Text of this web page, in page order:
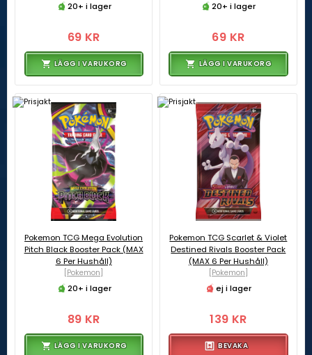
20+ i lager
69 KR
LÄGG I VARUKORG
20+ i lager
69 KR
LÄGG I VARUKORG
Pokemon TCG Mega Evolution
Pitch Black Booster Pack (MAX
6 Per Hushåll)
[Pokemon]
20+ i lager
89 KR
LÄGG I VARUKORG
Pokemon TCG Scarlet & Violet
Destined Rivals Booster Pack
(MAX 6 Per Hushåll)
[Pokemon]
ej i lager
139 KR
BEVAKA